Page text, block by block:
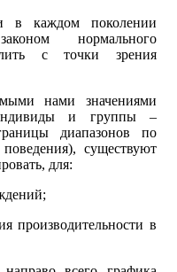
в каждом поколении
нормального
с точки зрения
нами значениями
и группы –
диапазонов по
существуют
для:
производительности в